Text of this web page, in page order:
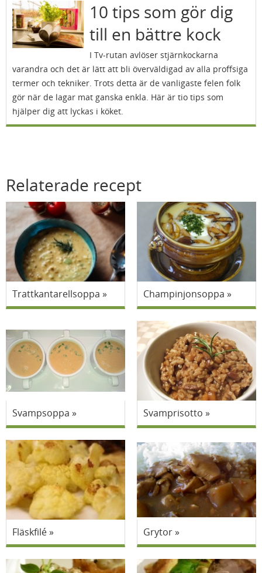
10 tips som gör dig
till en bättre kock
I Tv-rutan avlöser stjärnkockarna
varandra och det är lätt att bli överväldigad av alla proffsiga
termer och tekniker. Trots detta är de vanligaste felen folk
gör när de lagar mat ganska enkla. Här är tio tips som
hjälper dig att lyckas i köket.
Relaterade recept
Trattkantarellsoppa Champinjonsoppa
Svampsoppa Svamprisotto
Fläskfilé Grytor